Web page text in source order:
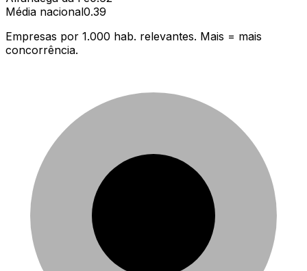
Média nacional0.39
Empresas por 1.000 hab. relevantes. Mais = mais
concorrência.